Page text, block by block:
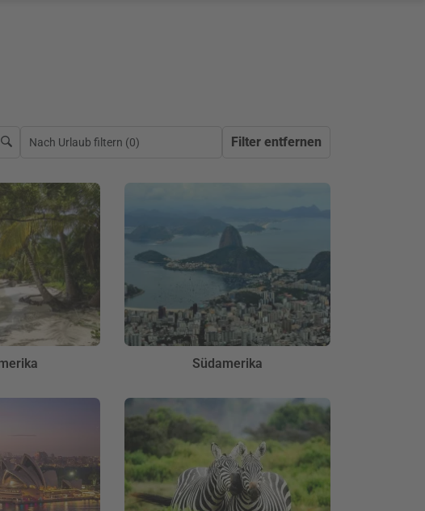
Nach Urlaub filtern (0) Filter entfernen
Südamerika